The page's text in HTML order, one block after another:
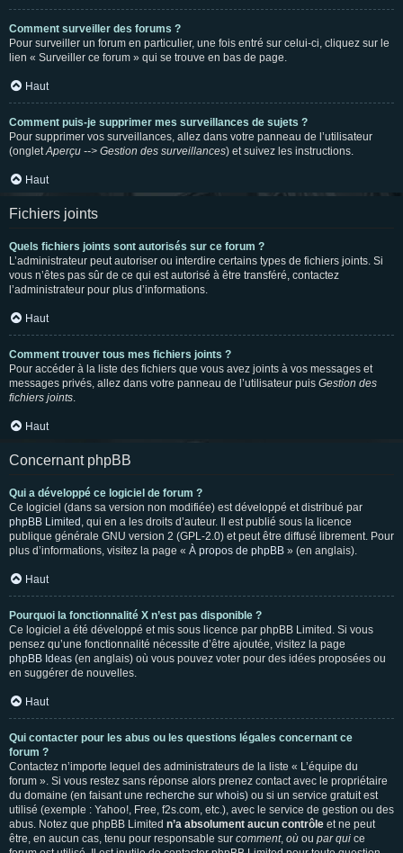
Comment surveiller des forums ?
Pour surveiller un forum en particulier, une fois entré sur celui-ci, cliquez sur le
lien « Surveiller ce forum » qui se trouve en bas de page.
Haut
Comment puis-je supprimer mes surveillances de sujets ?
Pour supprimer vos surveillances, allez dans votre panneau de l’utilisateur
(ongletAperçu --> Gestion des surveillances) et suivez les instructions.
Haut
Fichiers joints
Quels fichiers joints sont autorisés sur ce forum ?
L’administrateur peut autoriser ou interdire certains types de fichiers joints. Si
vous n’êtes pas sûr de ce qui est autorisé à être transféré, contactez
l’administrateur pour plus d’informations.
Haut
Comment trouver tous mes fichiers joints ?
Pour accéder à la liste des fichiers que vous avez joints à vos messages et
messages privés, allez dans votre panneau de l’utilisateur puis Gestion des
fichiers joints.
Haut
Concernant phpBB
Qui a développé ce logiciel de forum ?
Ce logiciel (dans sa version non modifiée) est développé et distribué par
phpBB Limited , qui en a les droits d’auteur. Il est publié sous la licence
publique générale GNU version 2 (GPL-2.0) et peut être diffusé librement. Pour
plus d’informations, visitez la page « À propos de phpBB » (en anglais).
Haut
Pourquoi la fonctionnalité X n’est pas disponible ?
Ce logiciel a été développé et mis sous licence par phpBB Limited. Si vous
pensez qu’une fonctionnalité nécessite d’être ajoutée, visitez la page
phpBB Ideas (en anglais) où vous pouvez voter pour des idées proposées ou
en suggérer de nouvelles.
Haut
Qui contacter pour les abus ou les questions légales concernant ce
forum ?
Contactez n’importe lequel des administrateurs de la liste « L’équipe du
forum ». Si vous restez sans réponse alors prenez contact avec le propriétaire
du domaine (en faisant une recherche sur whois) ou si un service gratuit est
utilisé (exemple : Yahoo!, Free, f2s.com, etc.), avec le service de gestion ou des
abus. Notez que phpBB Limited n’a absolument aucun contrôle et ne peut
être, en aucun cas, tenu pour responsable sur comment, où ou par qui ce